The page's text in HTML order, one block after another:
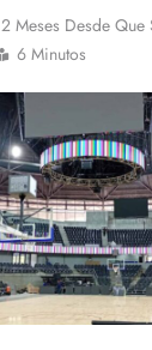
2 Meses Desde Que
6 Minutos